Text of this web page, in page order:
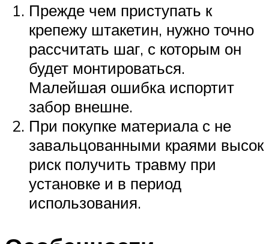
Прежде чем приступать к
крепежу штакетин, нужно точно
рассчитать шаг, с которым он
будет монтироваться.
Малейшая ошибка испортит
забор внешне.
При покупке материала с не
завальцованными краями высок
риск получить травму при
установке и в период
использования.